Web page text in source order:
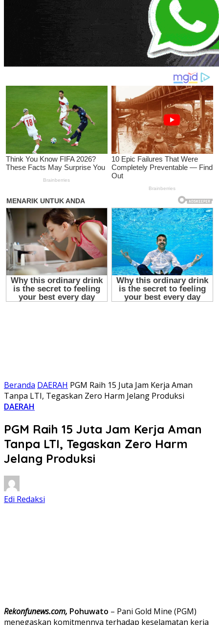
Beranda DAERAH PGM Raih 15 Juta Jam Kerja Aman
Tanpa LTI, Tegaskan Zero Harm Jelang Produksi
DAERAH
PGM Raih 15 Juta Jam Kerja Aman
Tanpa LTI, Tegaskan Zero Harm
Jelang Produksi
Edi Redaksi
Rekonfunews.com, Pohuwato – Pani Gold Mine (PGM)
menegaskan komitmennya terhadap keselamatan kerja